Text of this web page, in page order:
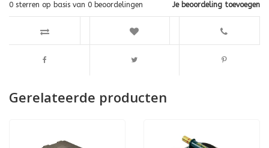
Je beoordeling toevoegen
0 sterren op basis van 0 beoordelingen
Gerelateerde producten